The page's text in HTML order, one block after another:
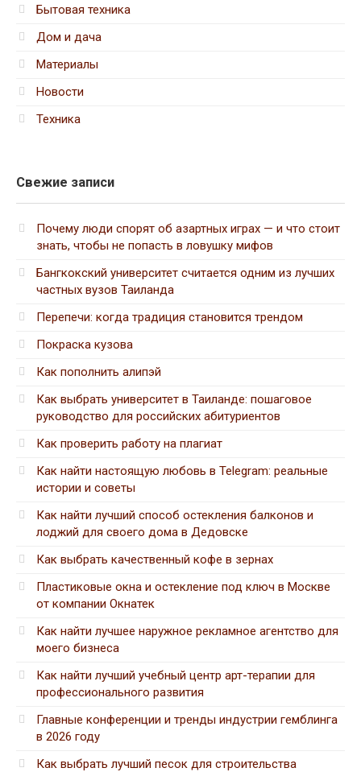
Бытовая техника
Дом и дача
Материалы
Новости
Техника
Свежие записи
Почему люди спорят об азартных играх — и что стоит
знать, чтобы не попасть в ловушку мифов
Бангкокский университет считается одним из лучших
частных вузов Таиланда
Перепечи: когда традиция становится трендом
Покраска кузова
Как пополнить алипэй
Как выбрать университет в Таиланде: пошаговое
руководство для российских абитуриентов
Как проверить работу на плагиат
Как найти настоящую любовь в Telegram: реальные
истории и советы
Как найти лучший способ остекления балконов и
лоджий для своего дома в Дедовске
Как выбрать качественный кофе в зернах
Пластиковые окна и остекление под ключ в Москве
от компании Окнатек
Как найти лучшее наружное рекламное агентство для
моего бизнеса
Как найти лучший учебный центр арт-терапии для
профессионального развития
Главные конференции и тренды индустрии гемблинга
в 2026 году
Как выбрать лучший песок для строительства